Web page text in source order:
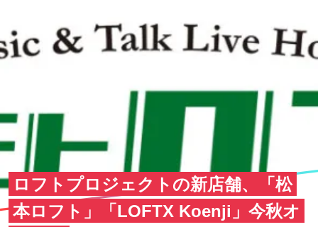
ロフトプロジェクトの新店舗、「松
本ロフト」「LOFTX Koenji」今秋オ